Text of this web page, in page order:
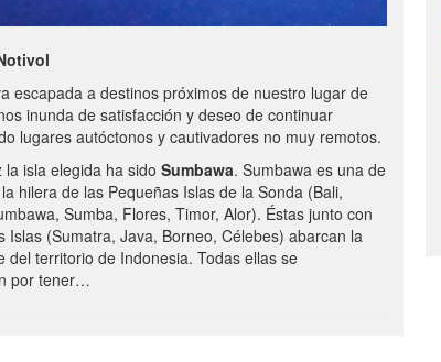
escapada a destinos próximos de nuestro lugar de
inunda de satisfacción y deseo de continuar
lugares autóctonos y cautivadores no muy remotos.
isla elegida ha sido Sumbawa. Sumbawa es una de
hilera de las Pequeñas Islas de la Sonda (Bali,
Sumba, Flores, Timor, Alor). Éstas junto con
Islas (Sumatra, Java, Borneo, Célebes) abarcan la
del territorio de Indonesia. Todas ellas se
por tener…